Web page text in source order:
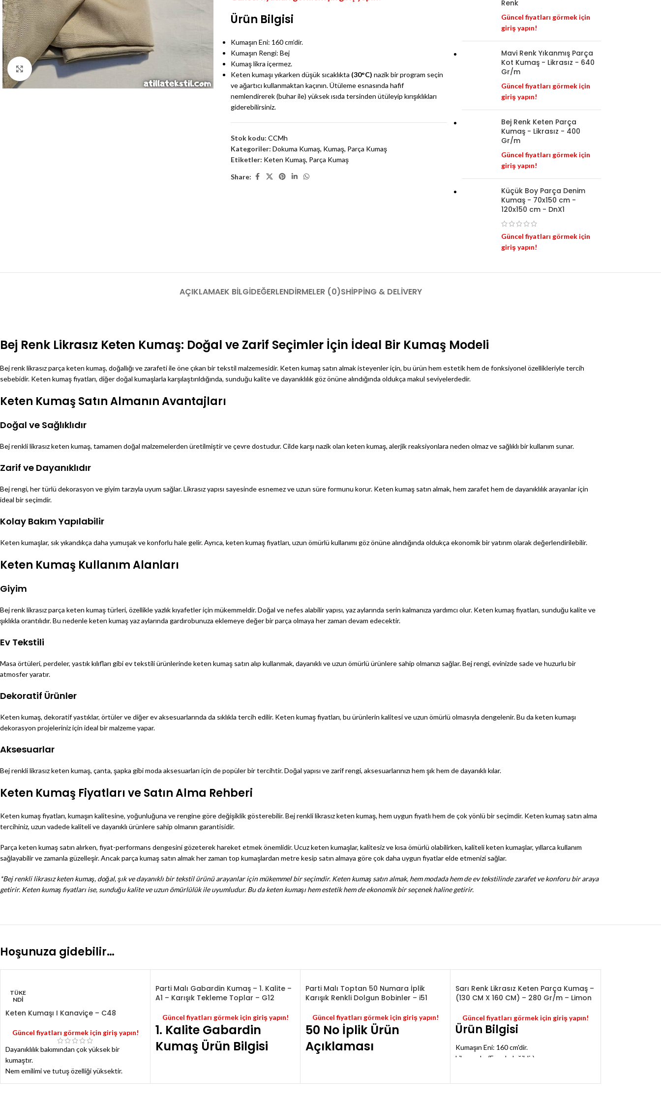
Genişlet
Ürün Bilgisi
Kumaşın Eni: 160 cm’dir.
Kumaşın Rengi: Bej
Kumaş likra içermez.
Keten kumaşı yıkarken düşük sıcaklıkta (30°C) nazik bir program seçin
ve ağartıcı kullanmaktan kaçının. Ütüleme esnasında hafif
nemlendirerek (buhar ile) yüksek ısıda tersinden ütüleyip kırışıklıkları
giderebilirsiniz.
Stok kodu:CCMh
Kategoriler: Dokuma Kumaş, Kumaş, Parça Kumaş
Etiketler: Keten Kumaş, Parça Kumaş
Share:
Renk
Güncel fiyatları görmek için
giriş yapın!
Mavi Renk Yıkanmış Parça
Kot Kumaş - Likrasız - 640
Gr/m
Güncel fiyatları görmek için
giriş yapın!
Bej Renk Keten Parça
Kumaş - Likrasız - 400
Gr/m
Güncel fiyatları görmek için
giriş yapın!
Küçük Boy Parça Denim
Kumaş - 70x150 cm -
120x150 cm - DnX1
Güncel fiyatları görmek için
giriş yapın!
AÇIKLAMAEK BILGIDEĞERLENDIRMELER (0)SHIPPING & DELIVERY
Bej Renk Likrasız Keten Kumaş: Doğal ve Zarif Seçimler İçin İdeal Bir Kumaş Modeli
Bej renk likrasız parça keten kumaş, doğallığı ve zarafeti ile öne çıkan bir tekstil malzemesidir. Keten kumaş satın almak isteyenler için, bu ürün hem estetik hem de fonksiyonel özellikleriyle tercih
sebebidir. Keten kumaş fiyatları, diğer doğal kumaşlarla karşılaştırıldığında, sunduğu kalite ve dayanıklılık göz önüne alındığında oldukça makul seviyelerdedir.
Keten Kumaş Satın Almanın Avantajları
Doğal ve Sağlıklıdır
Bej renkli likrasız keten kumaş, tamamen doğal malzemelerden üretilmiştir ve çevre dostudur. Cilde karşı nazik olan keten kumaş, alerjik reaksiyonlara neden olmaz ve sağlıklı bir kullanım sunar.
Zarif ve Dayanıklıdır
Bej rengi, her türlü dekorasyon ve giyim tarzıyla uyum sağlar. Likrasız yapısı sayesinde esnemez ve uzun süre formunu korur. Keten kumaş satın almak, hem zarafet hem de dayanıklılık arayanlar için
ideal bir seçimdir.
Kolay Bakım Yapılabilir
Keten kumaşlar, sık yıkandıkça daha yumuşak ve konforlu hale gelir. Ayrıca, keten kumaş fiyatları, uzun ömürlü kullanımı göz önüne alındığında oldukça ekonomik bir yatırım olarak değerlendirilebilir.
Keten Kumaş Kullanım Alanları
Giyim
Bej renk likrasız parça keten kumaş türleri, özellikle yazlık kıyafetler için mükemmeldir. Doğal ve nefes alabilir yapısı, yaz aylarında serin kalmanıza yardımcı olur. Keten kumaş fiyatları, sunduğu kalite ve
şıklıkla orantılıdır. Bu nedenle keten kumaş yaz aylarında gardırobunuza eklemeye değer bir parça olmaya her zaman devam edecektir.
Ev Tekstili
Masa örtüleri, perdeler, yastık kılıfları gibi ev tekstili ürünlerinde keten kumaş satın alıp kullanmak, dayanıklı ve uzun ömürlü ürünlere sahip olmanızı sağlar. Bej rengi, evinizde sade ve huzurlu bir
atmosfer yaratır.
Dekoratif Ürünler
Keten kumaş, dekoratif yastıklar, örtüler ve diğer ev aksesuarlarında da sıklıkla tercih edilir. Keten kumaş fiyatları, bu ürünlerin kalitesi ve uzun ömürlü olmasıyla dengelenir. Bu da keten kumaşı
dekorasyon projeleriniz için ideal bir malzeme yapar.
Aksesuarlar
Bej renkli likrasız keten kumaş, çanta, şapka gibi moda aksesuarları için de popüler bir tercihtir. Doğal yapısı ve zarif rengi, aksesuarlarınızı hem şık hem de dayanıklı kılar.
Keten Kumaş Fiyatları ve Satın Alma Rehberi
Keten kumaş fiyatları, kumaşın kalitesine, yoğunluğuna ve rengine göre değişiklik gösterebilir. Bej renkli likrasız keten kumaş, hem uygun fiyatlı hem de çok yönlü bir seçimdir. Keten kumaş satın alma
tercihiniz, uzun vadede kaliteli ve dayanıklı ürünlere sahip olmanın garantisidir.
Parça keten kumaş satın alırken, fiyat-performans dengesini gözeterek hareket etmek önemlidir. Ucuz keten kumaşlar, kalitesiz ve kısa ömürlü olabilirken, kaliteli keten kumaşlar, yıllarca kullanım
sağlayabilir ve zamanla güzelleşir. Ancak parça kumaş satın almak her zaman top kumaşlardan metre kesip satın almaya göre çok daha uygun fiyatlar elde etmenizi sağlar.
*Bej renkli likrasız keten kumaş, doğal, şık ve dayanıklı bir tekstil ürünü arayanlar için mükemmel bir seçimdir. Keten kumaş satın almak, hem modada hem de ev tekstilinde zarafet ve konforu bir araya
getirir. Keten kumaş fiyatları ise, sunduğu kalite ve uzun ömürlülük ile uyumludur. Bu da keten kumaşı hem estetik hem de ekonomik bir seçenek haline getirir.
Hoşunuza gidebilir…
TÜKE
NDI
Keten Kumaşı I Kanaviçe – C48
Güncel fiyatları görmek için giriş yapın!
Dayanıklılık bakımından çok yüksek bir
kumaştır.
Nem emilimi ve tutuş özelliği yüksektir.
Sürtünmelere dayanıklıdır.
Parti Malı Gabardin Kumaş – 1. Kalite –
A1 – Karışık Tekleme Toplar – G12
Güncel fiyatları görmek için giriş yapın!
1. Kalite Gabardin
Kumaş Ürün Bilgisi
Fiyat metre cinsinden verilmiştir.
Parti Malı Toptan 50 Numara İplik
Karışık Renkli Dolgun Bobinler – i51
Güncel fiyatları görmek için giriş yapın!
50 No İplik Ürün
Açıklaması
İpliklerin fiyatı kilogram cinsindendir.
Sarı Renk Likrasız Keten Parça Kumaş –
(130 CM X 160 CM) – 280 Gr/m – Limon
Güncel fiyatları görmek için giriş yapın!
Ürün Bilgisi
Kumaşın Eni: 160 cm'dir.
Likrasızdır. (Esnek değildir)